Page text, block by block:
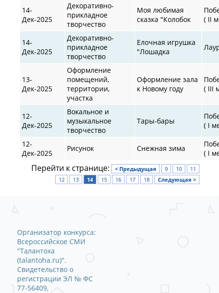
14-
Дек-2025
Декоративно-
прикладное
творчество
Моя любимая
сказка "Колобок
( II
14-
Дек-2025
Декоративно-
прикладное
творчество
Елочная игрушка
"Лошадка
13-
Дек-2025
Оформление
помещений,
территории,
участка
Оформление зала
к Новому году
( III
12-
Дек-2025
Вокальное и
музыкальное
творчество
Тары-бары
( I
12-
Дек-2025
Рисунок Снежная зима
( I
Перейти к странице: < Предыдущая 9 10
11
12
13 14 15 16 17 18 Следующая >
Организатор конкурса:
Всероссийское СМИ
"Талантоха
(talantoha.ru)".
Свидетельство о
регистрации ЭЛ № ФС
77-56409,